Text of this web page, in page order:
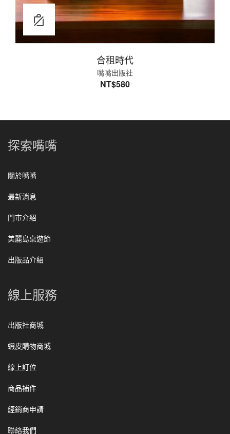
合租時代
嘴嘴出版社
NT$580
探索嘴嘴
關於嘴嘴
最新消息
門市介紹
美麗島桌遊節
出版品介紹
線上服務
出版社商城
蝦皮購物商城
線上訂位
商品補件
經銷商申請
聯絡我們